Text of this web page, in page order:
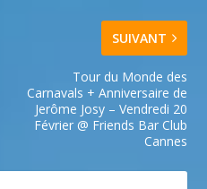
SUIVANT
Tour du Monde des
Carnavals + Anniversaire de
Jerôme Josy – Vendredi 20
Février @ Friends Bar Club
Cannes